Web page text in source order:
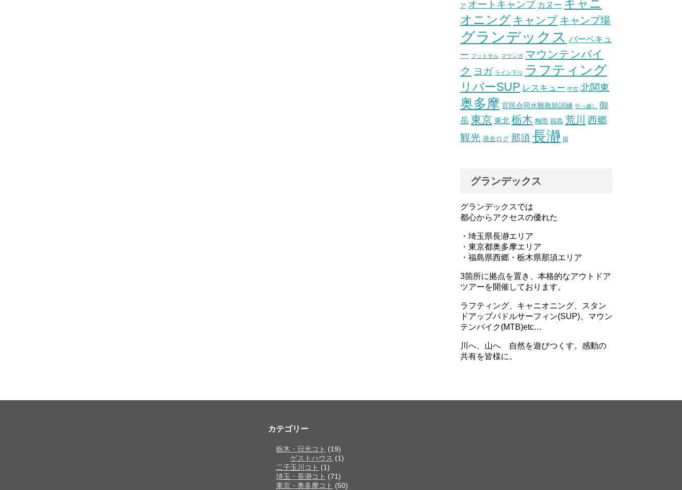
ア オートキャンプ カヌー キャニ
オニング キャンプ キャンプ場
グランデックス バーベキュ
ー フットサル マウンガ マウンテンバイ
ク ヨガ ライン下り ラフティング
リバーSUP レスキュー 中古 北関東
奥多摩 官民合同水難救助訓練 引っ越し 御
岳 東京 東北 栃木 梅雨 福島 荒川 西郷
観光 過去ログ 那須長瀞 雨
グランデックス
グランデックスでは
都心からアクセスの優れた
・埼玉県長瀞エリア
・東京都奥多摩エリア
・福島県西郷・栃木県那須エリア
3箇所に拠点を置き、本格的なアウトドア
ツアーを開催しております。
ラフティング、キャニオニング、スタン
ドアップパドルサーフィン(SUP)、マウン
テンバイク(MTB)etc…
川へ、山へ 自然を遊びつくす。感動の
共有を皆様に。
カテゴリー
栃木・日光コト (19)
ゲストハウス (1)
二子玉川コト (1)
埼玉・長瀞コト (71)
東京・奥多摩コト (50)